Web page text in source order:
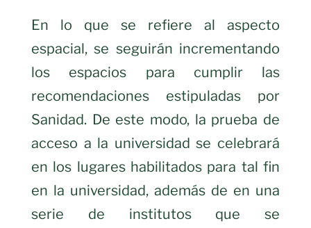
En lo que se refiere al aspecto
espacial, se seguirán incrementando
los espacios para cumplir las
recomendaciones estipuladas por
Sanidad. De este modo, la prueba de
acceso a la universidad se celebrará
en los lugares habilitados para tal fin
en la universidad, además de en una
serie de institutos que se